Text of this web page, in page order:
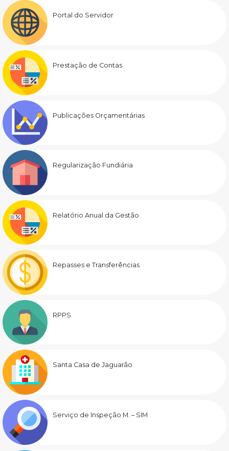
Portal do Servidor
Prestação de Contas
Publicações Orçamentárias
Regularização Fundiária
Relatório Anual da Gestão
Repasses e Transferências
RPPS
Santa Casa de Jaguarão
Serviço de Inspeção M. – SIM